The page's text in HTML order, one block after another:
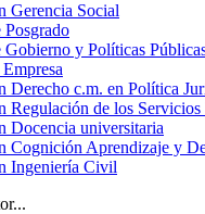
Gerencia Social
Posgrado
Gobierno y Políticas
Derecho c.m. en Política
Regulación de los
Docencia universitaria
Cognición Aprendizaje y
Ingeniería Civil